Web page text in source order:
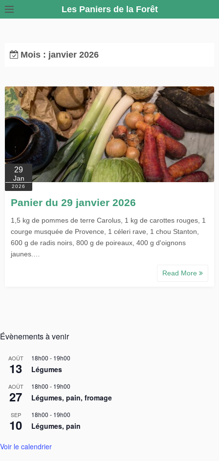
k
Les Paniers de la Forêt
Mois : janvier 2026
29
Jan
2026
Panier du 29 janvier 2026
1,5 kg de pommes de terre Carolus, 1 kg de carottes rouges, 1
courge musquée de Provence, 1 céleri rave, 1 chou Stanton,
600 g de radis noirs, 800 g de poireaux, 400 g d'oignons
jaunes.…
Read More
Évènements à venir
AOÛT
13
18h00 - 19h00
Légumes
AOÛT
27
18h00 - 19h00
Légumes, pain, fromage
SEP
10
18h00 - 19h00
Légumes, pain
Voir le calendrier